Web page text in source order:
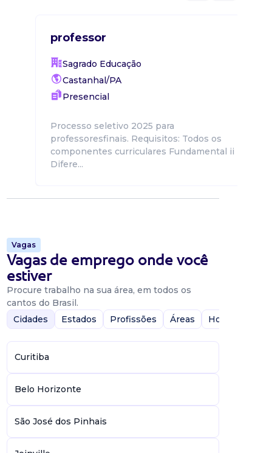
professor
Sagrado Educação
Castanhal/PA
Presencial
Processo seletivo 2025 para
professoresfinais. Requisitos: Todos os
componentes curriculares Fundamental ii
Difere...
Vagas
Vagas de emprego onde você
estiver
Procure trabalho na sua área, em todos os
cantos do Brasil.
Cidades
Estados Profissões Áreas Home-Office
Curitiba
Belo Horizonte
São José dos Pinhais